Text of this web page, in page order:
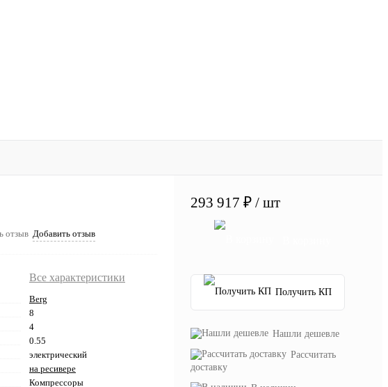
Добавить отзыв
Все характеристики
Berg
8
4
0.55
электрический
на ресивере
Компрессоры
293 917 ₽ / шт
Получить КП
Нашли дешевле
Рассчитать
доставку